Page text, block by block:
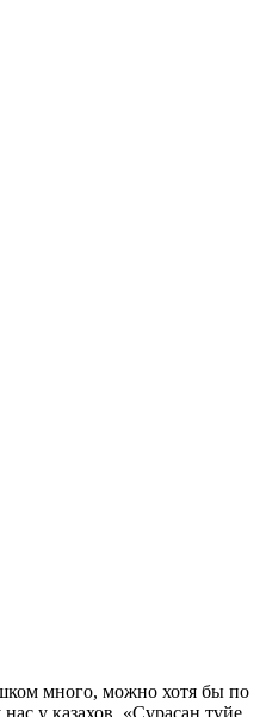
много, можно хотя бы по